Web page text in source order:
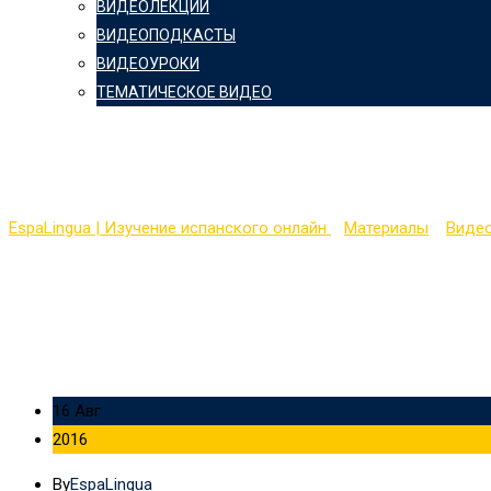
ВИДЕОЛЕКЦИИ
ВИДЕОПОДКАСТЫ
ВИДЕОУРОКИ
ТЕМАТИЧЕСКОЕ ВИДЕО
EspaLingua | Изучение испанского онлайн Материалы
16 Авг
2016
ByEspaLingua